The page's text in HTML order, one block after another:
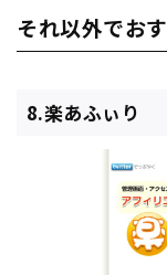
それ以外でお
8.楽あふぃり